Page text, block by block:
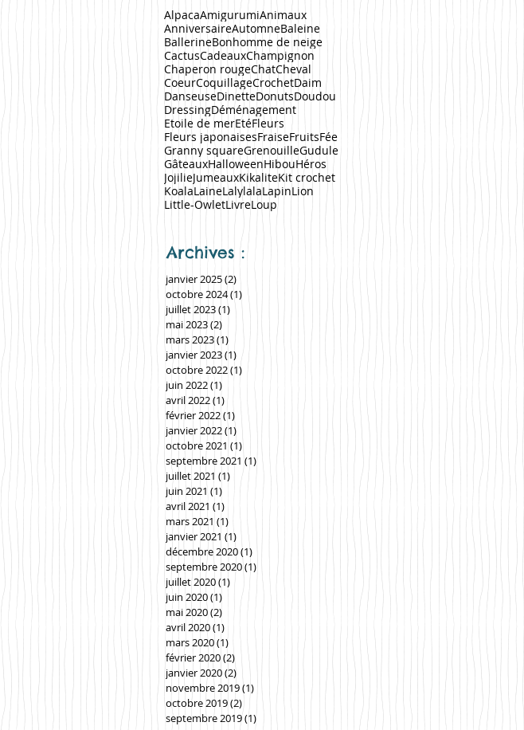
AlpacaAmigurumiAnimaux
AnniversaireAutomneBaleine
BallerineBonhomme de neige
CactusCadeauxChampignon
Chaperon rougeChatCheval
CoeurCoquillageCrochetDaim
DanseuseDinetteDonutsDoudou
DressingDéménagement
Etoile de merEtéFleurs
Fleurs japonaisesFraiseFruitsFée
Granny squareGrenouilleGudule
GâteauxHalloweenHibouHéros
JojilieJumeauxKikaliteKit crochet
KoalaLaineLalylalaLapinLion
Little-OwletLivreLoup
Archives :
janvier 2025(2)
octobre 2024(1) 1 post
juillet 2023(1) 1 post
mai 2023(2)
mars 2023(1)
janvier 2023(1)
octobre 2022(1) 1 post
juin 2022(1)
avril 2022(1)
février 2022(1) 1 post
janvier 2022(1)
octobre 2021 (1)
septembre 2021 (1)
juillet 2021 (1) 1 post
juin 2021 (1) 1 post
avril 2021 (1)
mars 2021 (1)
janvier 2021 (1)
décembre 2020(1)
septembre 2020(1) 1 post
juillet 2020(1)
juin 2020(1)
mai 2020(2)
avril 2020(1)
mars 2020(1)
février 2020(2)
janvier 2020(2)
novembre 2019(1)
octobre 2019(2)
septembre 2019(1)